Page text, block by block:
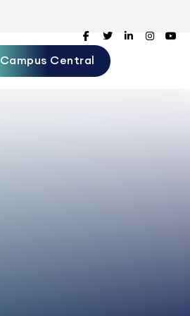
Campus Central